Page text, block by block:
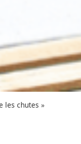
les chutes »